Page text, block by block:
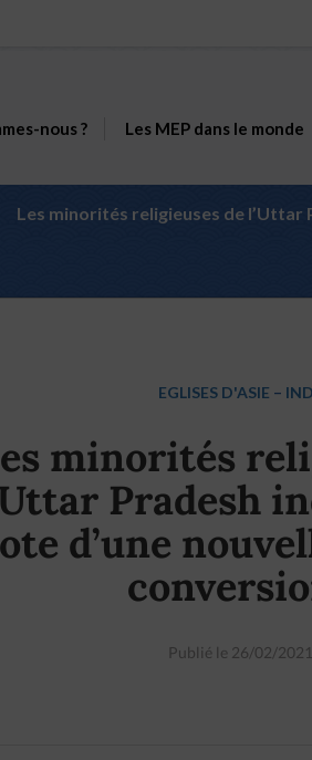
nous ? Les MEP dans le monde
Les minorités religieuses de
EGLISES D'ASIE –
minorités
Pradesh
d’une
Publié le 26/02/2021